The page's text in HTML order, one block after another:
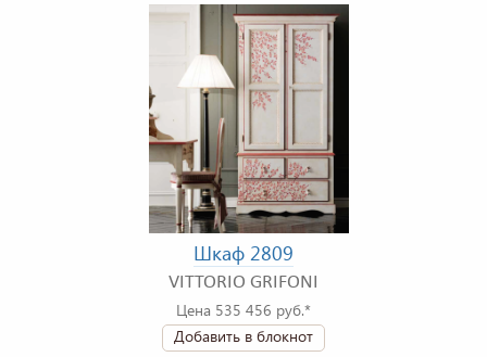
Шкаф 2809
VITTORIO GRIFONI
Цена 535 456 руб.*
Добавить в блокнот